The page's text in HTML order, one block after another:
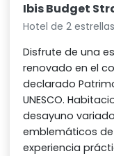
Ibis Budget
Hotel de 2 estrellas
Disfrute de una
renovado en el
declarado
UNESCO.
desayuno
emblemáticos
experiencia